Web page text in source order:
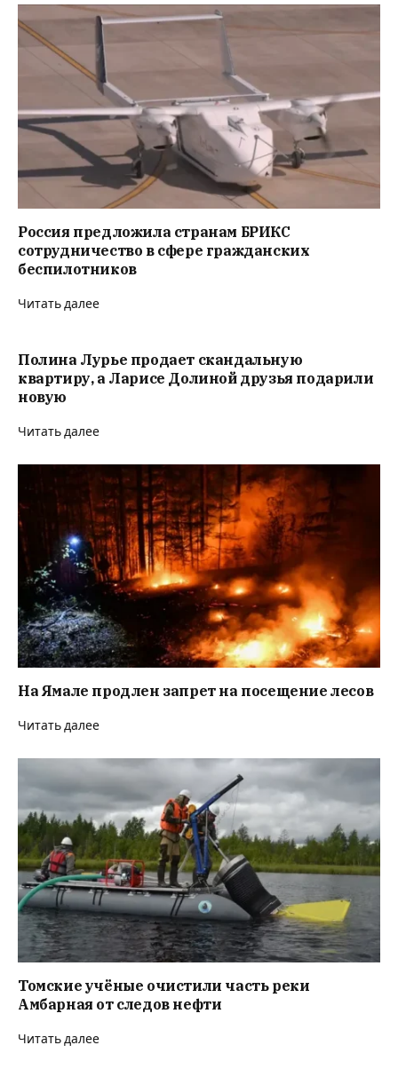
Россия предложила странам БРИКС
сотрудничество в сфере гражданских
беспилотников
Читать далее
Полина Лурье продает скандальную
квартиру, а Ларисе Долиной друзья подарили
новую
Читать далее
На Ямале продлен запрет на посещение лесов
Читать далее
Томские учёные очистили часть реки
Амбарная от следов нефти
Читать далее